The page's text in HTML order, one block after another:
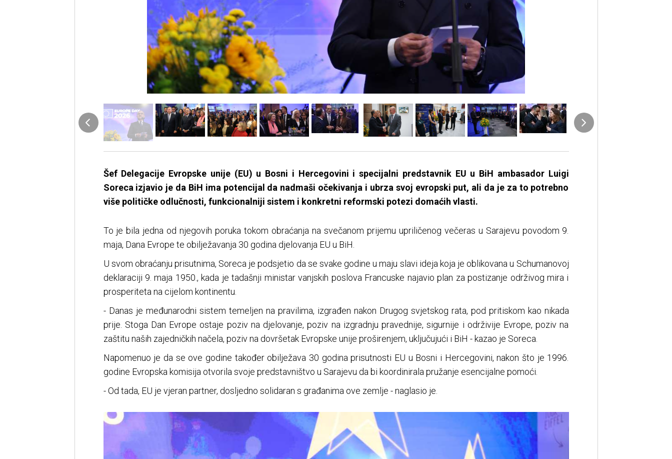
Šef Delegacije Evropske unije (EU) u Bosni i Hercegovini i specijalni predstavnik EU u BiH ambasador Luigi
Soreca izjavio je da BiH ima potencijal da nadmaši očekivanja i ubrza svoj evropski put, ali da je za to potrebno
više političke odlučnosti, funkcionalniji sistem i konkretni reformski potezi domaćih vlasti.
To je bila jedna od njegovih poruka tokom obraćanja na svečanom prijemu upriličenog večeras u Sarajevu povodom 9.
maja, Dana Evrope te obilježavanja 30 godina djelovanja EU u BiH.
U svom obraćanju prisutnima, Soreca je podsjetio da se svake godine u maju slavi ideja koja je oblikovana u Schumanovoj
deklaraciji 9. maja 1950., kada je tadašnji ministar vanjskih poslova Francuske najavio plan za postizanje održivog mira i
prosperiteta na cijelom kontinentu.
- Danas je međunarodni sistem temeljen na pravilima, izgrađen nakon Drugog svjetskog rata, pod pritiskom kao nikada
prije. Stoga Dan Evrope ostaje poziv na djelovanje, poziv na izgradnju pravednije, sigurnije i održivije Evrope, poziv na
zaštitu naših zajedničkih načela, poziv na dovršetak Evropske unije proširenjem, uključujući i BiH - kazao je Soreca.
Napomenuo je da se ove godine također obilježava 30 godina prisutnosti EU u Bosni i Hercegovini, nakon što je 1996.
godine Evropska komisija otvorila svoje predstavništvo u Sarajevu da bi koordinirala pružanje esencijalne pomoći.
- Od tada, EU je vjeran partner, dosljedno solidaran s građanima ove zemlje - naglasio je.